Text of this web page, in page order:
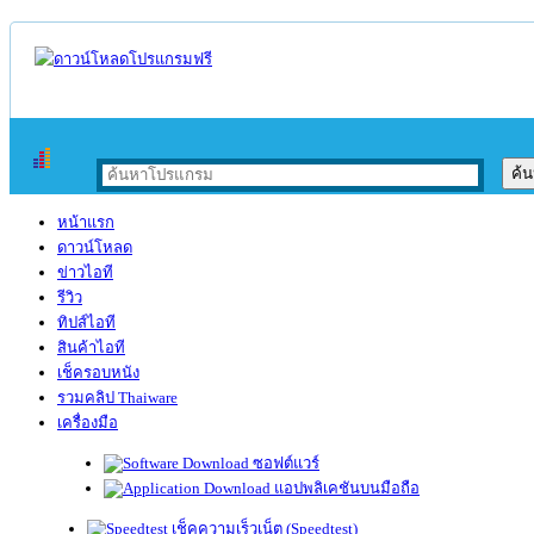
หน้าแรก
ดาวน์โหลด
ข่าวไอที
รีวิว
ทิปส์ไอที
สินค้าไอที
เช็ครอบหนัง
รวมคลิป Thaiware
เครื่องมือ
ซอฟต์แวร์
แอปพลิเคชันบนมือถือ
เช็คความเร็วเน็ต (Speedtest)